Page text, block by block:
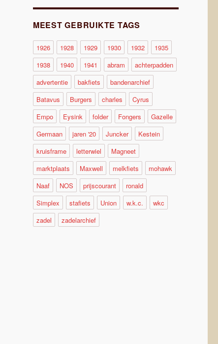
MEEST GEBRUIKTE TAGS
1926 1928 1929 1930 1932
1935
1938
1940 1941 abram
achterpadden
advertentie
bakfiets
bandenarchief
Batavus
Burgers charles
Cyrus
Empo
Eysink folder Fongers
Gazelle
Germaan
jaren '20 Juncker
Kestein
kruisframe
letterwiel
Magneet
marktplaats
Maxwell melkfiets
mohawk
Naaf
NOS prijscourant
ronald
Simplex
stafiets Union w.k.c.
wkc
zadel
zadelarchief